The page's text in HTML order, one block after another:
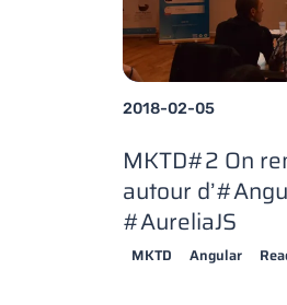
2018-02-05
MKTD#2 On
autour
#AureliaJS
MKTD Angular